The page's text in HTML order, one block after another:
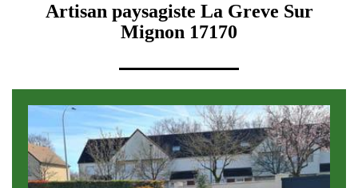
Artisan paysagiste La Greve Sur
Mignon 17170